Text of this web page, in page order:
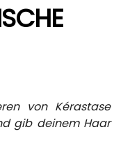
von Kérastase
gib deinem Haar